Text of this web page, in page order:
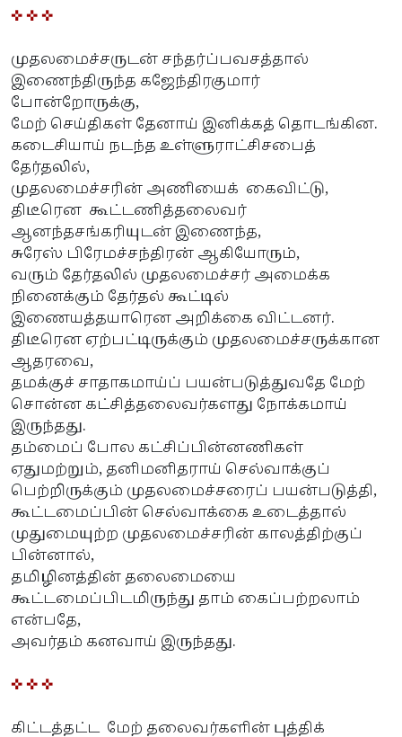
✜ ✜ ✜
முதலமைச்சருடன் சந்தர்ப்பவசத்தால்
இணைந்திருந்த கஜேந்திரகுமார்
போன்றோருக்கு,
மேற் செய்திகள் தேனாய் இனிக்கத் தொடங்கின.
கடைசியாய் நடந்த உள்ளுராட்சிசபைத்
தேர்தலில்,
முதலமைச்சரின் அணியைக் கைவிட்டு,
திடீரென கூட்டணித்தலைவர்
ஆனந்தசங்கரியுடன் இணைந்த,
சுரேஸ் பிரேமச்சந்திரன் ஆகியோரும்,
வரும் தேர்தலில் முதலமைச்சர் அமைக்க
நினைக்கும் தேர்தல் கூட்டில்
இணையத்தயாரென அறிக்கை விட்டனர்.
திடீரென ஏற்பட்டிருக்கும் முதலமைச்சருக்கான
ஆதரவை,
தமக்குச் சாதாகமாய்ப் பயன்படுத்துவதே மேற்
சொன்ன கட்சித்தலைவர்களது நோக்கமாய்
இருந்தது.
தம்மைப் போல கட்சிப்பின்னணிகள்
ஏதுமற்றும், தனிமனிதராய் செல்வாக்குப்
பெற்றிருக்கும் முதலமைச்சரைப் பயன்படுத்தி,
கூட்டமைப்பின் செல்வாக்கை உடைத்தால்
முதுமையுற்ற முதலமைச்சரின் காலத்திற்குப்
பின்னால்,
தமிழினத்தின் தலைமையை
கூட்டமைப்பிடமிருந்து தாம் கைப்பற்றலாம்
என்பதே,
அவர்தம் கனவாய் இருந்தது.
✜ ✜ ✜
கிட்டத்தட்ட மேற் தலைவர்களின் புத்திக்